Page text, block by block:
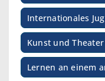
Internationales
Kunst und Theater
Lernen an einem